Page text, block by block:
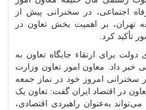
اجتماعی، در سخنرانی پیش از
تهران، بر اهمیت بخش تعاون در
تأکید کرد.
برای ارتقاء جایگاه تعاون به
خبر داد. معاون امور تعاون وزارت
سخنرانی امروز خود در نماز جمعه
در اقتصاد ایران گفت: تعاون یک
به‌عنوان راهبردی اقتصادی،